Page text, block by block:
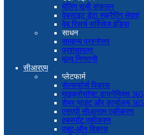
मेलिंग सूची संकलन
वेबसाइट डेटा स्क्रैपिंग सेवाएं
वेब रिसर्च सर्विसेज इंडिया
साधन
सामान्य प्रश्नोत्तर
प्रशंसापत्र
मूल्य निगरानी
सीआरएम
प्लेटफार्म
सेल्सफोर्स विकास
माइक्रोसॉफ्ट डायनेमिक्स 365
शेयर प्वाइंट और कार्यालय 365
एसएपी सीआरएम एकीकरण
हबस्पॉट एकीकरण
एक्ट-ऑन विकास